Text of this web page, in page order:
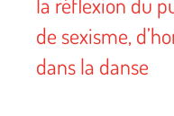
de sexisme,
dans la danse